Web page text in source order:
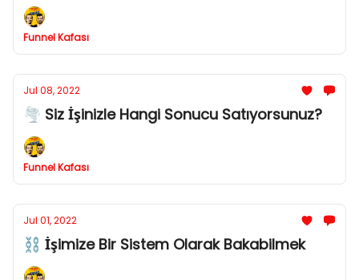
Funnel Kafası
Jul 08, 2022
🌪 Siz İşinizle Hangi Sonucu Satıyorsunuz?
Funnel Kafası
Jul 01, 2022
⛓ İşimize Bir Sistem Olarak Bakabilmek